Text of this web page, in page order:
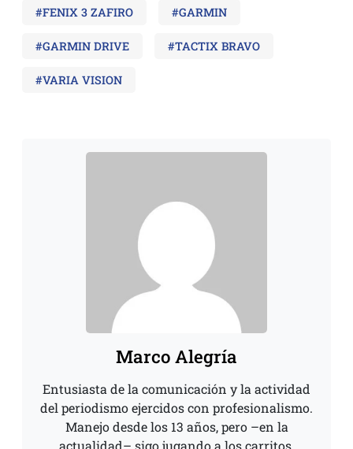
#FENIX 3 ZAFIRO #GARMIN
#GARMIN DRIVE #TACTIX BRAVO
#VARIA VISION
Marco Alegría
Entusiasta de la comunicación y la actividad
del periodismo ejercidos con profesionalismo.
Manejo desde los 13 años, pero –en la